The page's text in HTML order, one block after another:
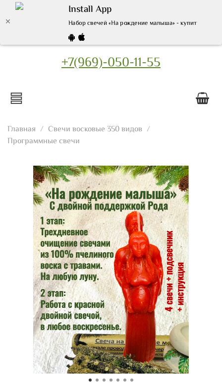
Install App
Набор свечей «На рождение малыша» - купить по
+7(969)-050-11-55
Главная
Свечи восковые 350 видов
Программные свечи